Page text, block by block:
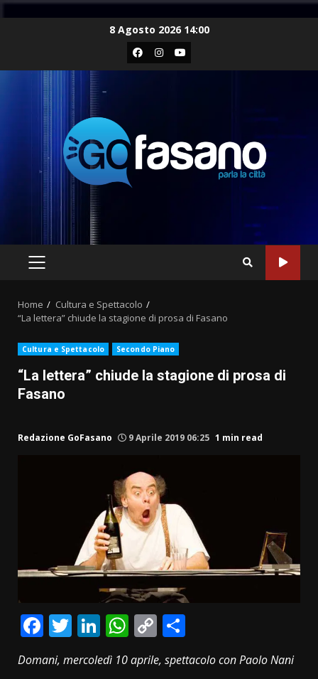
8 Agosto 2026 14:00
Facebook
Instagram
Youtube
PRIMARY
Home
Cultura e Spettacolo
“La lettera” chiude la stagione di prosa di Fasano
Cultura e Spettacolo Secondo Piano
“La lettera” chiude la stagione di prosa di
Fasano
Redazione GoFasano 9 Aprile 2019 06:25 1 min read
Facebook
Twitter
LinkedIn
WhatsApp
Copy
Link
Domani, mercoledì 10 aprile, spettacolo con Paolo Nani